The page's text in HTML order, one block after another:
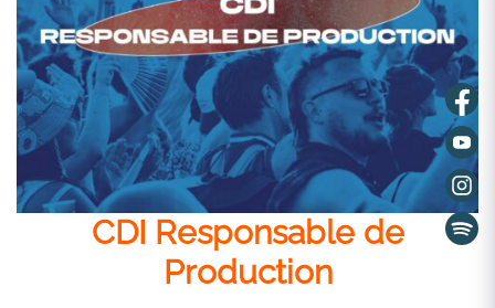
CDI Responsable de
Production